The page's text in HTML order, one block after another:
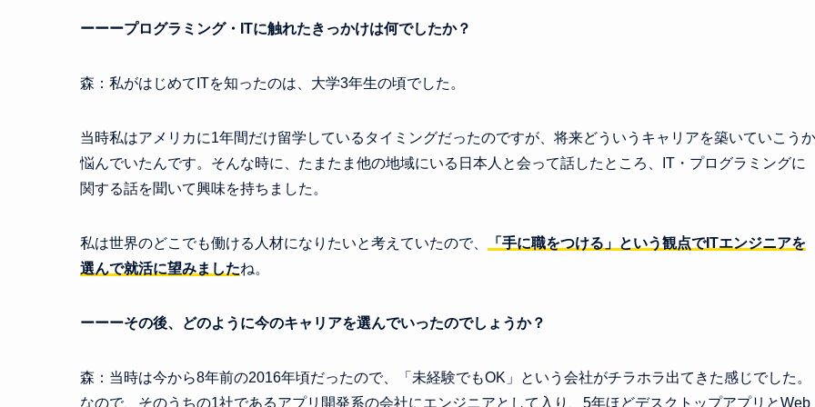
ーーープログラミング・ITに触れたきっかけは何でしたか？
森：私がはじめてITを知ったのは、大学3年生の頃でした。
当時私はアメリカに1年間だけ留学しているタイミングだったのですが、将来どういうキャリアを築いていこうか
悩んでいたんです。そんな時に、たまたま他の地域にいる日本人と会って話したところ、IT・プログラミングに
関する話を聞いて興味を持ちました。
私は世界のどこでも働ける人材になりたいと考えていたので、
「手に職をつける」という観点でITエンジニアを
選んで就活に望みましたね。
ーーーその後、 どのように今のキャリアを選んでいったのでしょうか？
森：当時は今から8年前の2016年頃だったので、「未経験でもOK」という会社がチラホラ出てきた感じでした。
なので、そのうちの1社であるアプリ開発系の会社にエンジニアとして入り、5年ほどデスクトップアプリとWeb